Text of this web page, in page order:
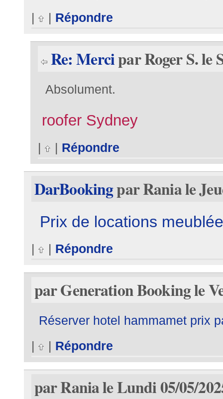
|
| Répondre
Re: Mercipar Roger S. le
Absolument.
roofer Sydney
| | Répondre
DarBookingpar Rania le
Prix de locations
| | Répondre
par Generation Booking le
Réserver hotel hammamet prix
|
| Répondre
par Rania le Lundi 05/05/